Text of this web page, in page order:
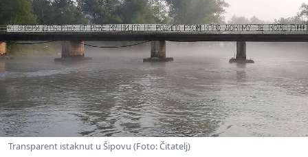
Transparent istaknut u Šipovu (Foto: Čitatelj)